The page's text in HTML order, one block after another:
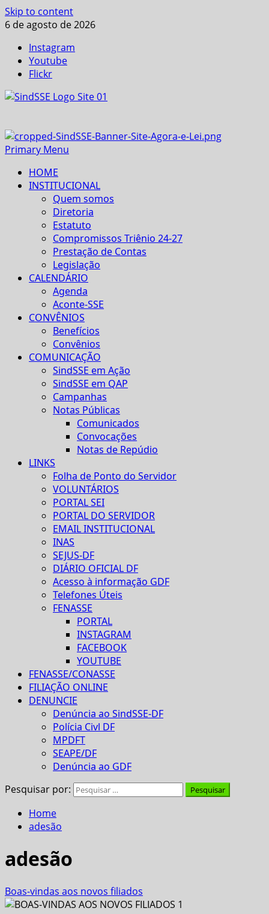
Skip to content
6 de agosto de 2026
Instagram
Youtube
Flickr
Primary Menu
HOME
INSTITUCIONAL
Quem somos
Diretoria
Estatuto
Compromissos Triênio 24-27
Prestação de Contas
Legislação
CALENDÁRIO
Agenda
Aconte-SSE
CONVÊNIOS
Benefícios
Convênios
COMUNICAÇÃO
SindSSE em Ação
SindSSE em QAP
Campanhas
Notas Públicas
Comunicados
Convocações
Notas de Repúdio
LINKS
Folha de Ponto do Servidor
VOLUNTÁRIOS
PORTAL SEI
PORTAL DO SERVIDOR
EMAIL INSTITUCIONAL
INAS
SEJUS-DF
DIÁRIO OFICIAL DF
Acesso à informação GDF
Telefones Úteis
FENASSE
PORTAL
INSTAGRAM
FACEBOOK
YOUTUBE
FENASSE/CONASSE
FILIAÇÃO ONLINE
DENUNCIE
Denúncia ao SindSSE-DF
Polícia Civl DF
MPDFT
SEAPE/DF
Denúncia ao GDF
Pesquisar por:
Home
adesão
adesão
Boas-vindas aos novos filiados